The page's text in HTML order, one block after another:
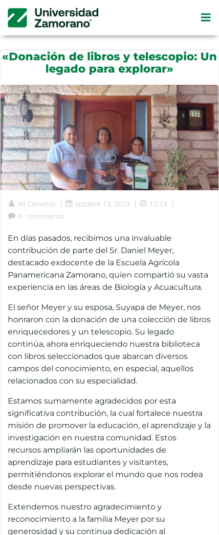
«Donación de libros y telescopio: Un
legado para explorar»
Ivi Cisneros | octubre 13, 2023 | 12:14 |
0
comments
En días pasados, recibimos una invaluable
contribución de parte del Sr. Daniel Meyer,
destacado exdocente de la Escuela Agrícola
Panamericana Zamorano, quien compartió su vasta
experiencia en las áreas de Biología y Acuacultura.
El señor Meyer y su esposa, Suyapa de Meyer, nos
honraron con la donación de una colección de libros
enriquecedores y un telescopio. Su legado
continúa, ahora enriqueciendo nuestra biblioteca
con libros seleccionados que abarcan diversos
campos del conocimiento, en especial, aquellos
relacionados con su especialidad.
Estamos sumamente agradecidos por esta
significativa contribución, la cual fortalece nuestra
misión de promover la educación, el aprendizaje y la
investigación en nuestra comunidad. Estos
recursos ampliarán las oportunidades de
aprendizaje para estudiantes y visitantes,
permitiéndonos explorar el mundo que nos rodea
desde nuevas perspectivas.
Extendemos nuestro agradecimiento y
reconocimiento a la familia Meyer por su
generosidad y su continua dedicación al